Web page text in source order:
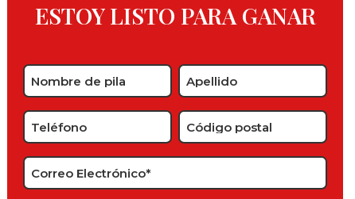
ESTOY LISTO PARA GANAR
Name
*
Phone
*
Zip
Code
*
Email
*